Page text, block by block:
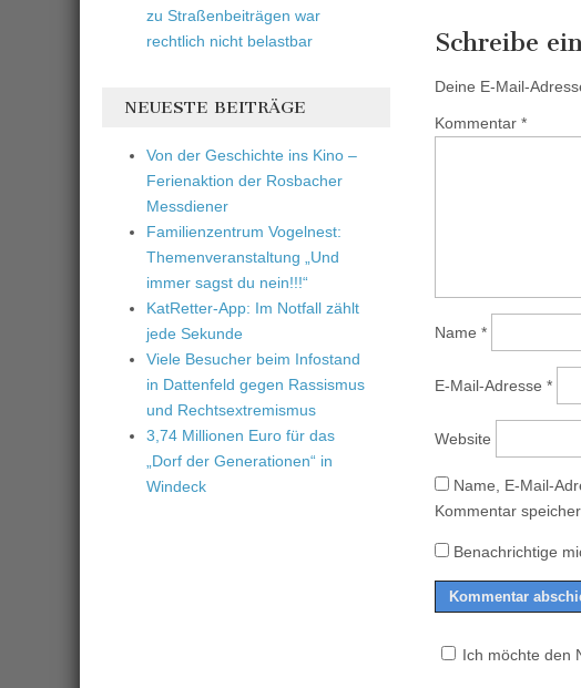
Schreibe
Deine E-Mail-
Kommentar *
Name *
E-Mail-Adresse *
Website
Name, E-Mail-
Kommentar
Benachrichtige
Ich möchte den
zu Straßenbeiträgen war
rechtlich nicht belastbar
NEUESTE BEITRÄGE
Von der Geschichte ins Kino –
Ferienaktion der Rosbacher
Messdiener
Familienzentrum Vogelnest:
Themenveranstaltung „Und
immer sagst du nein!!!“
KatRetter-App: Im Notfall zählt
jede Sekunde
Viele Besucher beim Infostand
in Dattenfeld gegen Rassismus
und Rechtsextremismus
3,74 Millionen Euro für das
„Dorf der Generationen“ in
Windeck